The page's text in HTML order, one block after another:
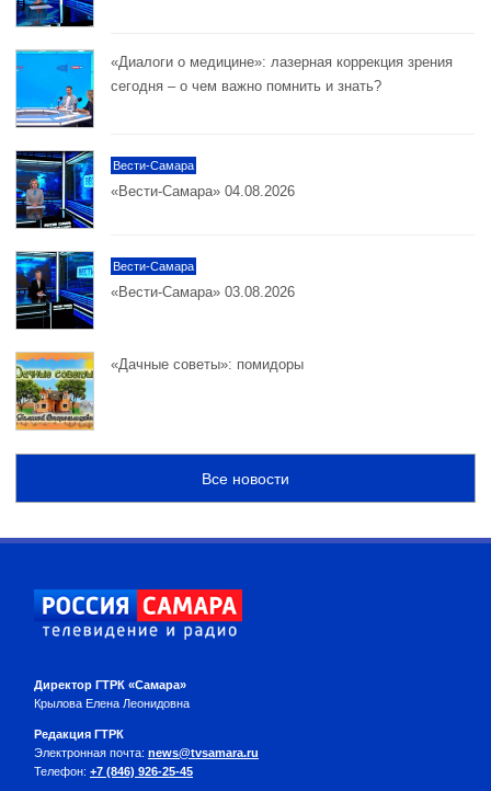
«Диалоги о медицине»: лазерная коррекция зрения
сегодня – о чем важно помнить и знать?
Вести-Самара
«Вести-Самара» 04.08.2026
Вести-Самара
«Вести-Самара» 03.08.2026
«Дачные советы»: помидоры
Все новости
Директор ГТРК «Самара»
Крылова Елена Леонидовна
Редакция ГТРК
Электронная почта: news@tvsamara.ru
Телефон: +7 (846) 926-25-45